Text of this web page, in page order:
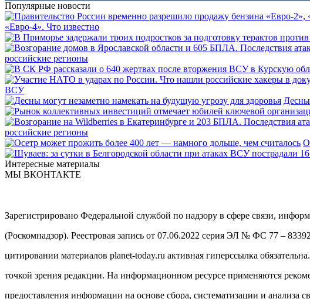
Популярные новости
«Евро-4». Что известно
российские регионы
ВСУ
Десны
российские регионы
Интересные материалы
МЫ ВКОНТАКТЕ
Зарегистрировано Федеральной службой по надзору в сфере связи,
(Роскомнадзор). Реестровая запись от 07.06.2022 серия ЭЛ № ФС 77 –
цитировании материалов planet-today.ru активная гиперссылка
точкой зрения редакции. На информационном ресурсе применяются
предоставления информации на основе сбора, систематизации и анализа